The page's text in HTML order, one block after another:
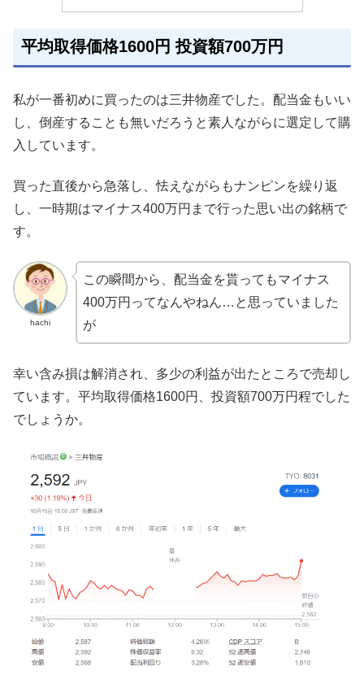
平均取得価格1600円 投資額700万円
私が一番初めに買ったのは三井物産でした。配当金もいい
し、倒産することも無いだろうと素人ながらに選定して購
入しています。
買った直後から急落し、怯えながらもナンピンを繰り返
し、一時期はマイナス400万円まで行った思い出の銘柄で
す。
hachi
この瞬間から、配当金を貰ってもマイナス
400万円ってなんやねん…と思っていました
が
幸い含み損は解消され、多少の利益が出たところで売却し
ています。平均取得価格1600円、投資額700万円程でした
でしょうか。